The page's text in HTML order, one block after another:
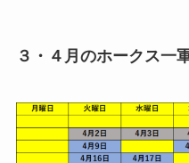
３・４月のホークス一